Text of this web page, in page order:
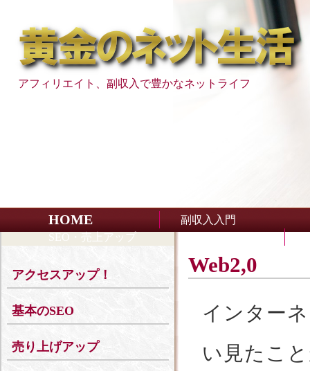
アフィリエイト、副収入で豊かなネットライフ
HOME
副収入入門
SEO・売上アップ
Web2,0
インター
い見たこ
アクセスアップ！
基本のSEO
売り上げアップ